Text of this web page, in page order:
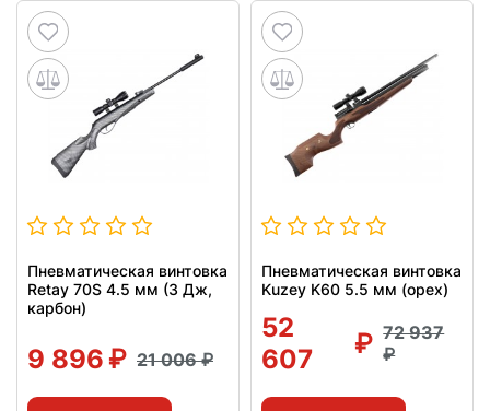
Пневматическая винтовка
Retay 70S 4.5 мм (3 Дж,
карбон)
9 896 21 006
Пневматическая винтовка
Kuzey K60 5.5 мм (орех)
52
607
72 937